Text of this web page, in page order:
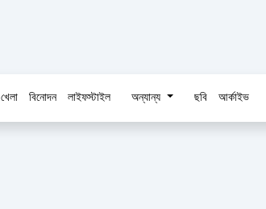
খেলা বিনোদন লাইফস্টাইল অন্যান্য ছবি আর্কাইভ